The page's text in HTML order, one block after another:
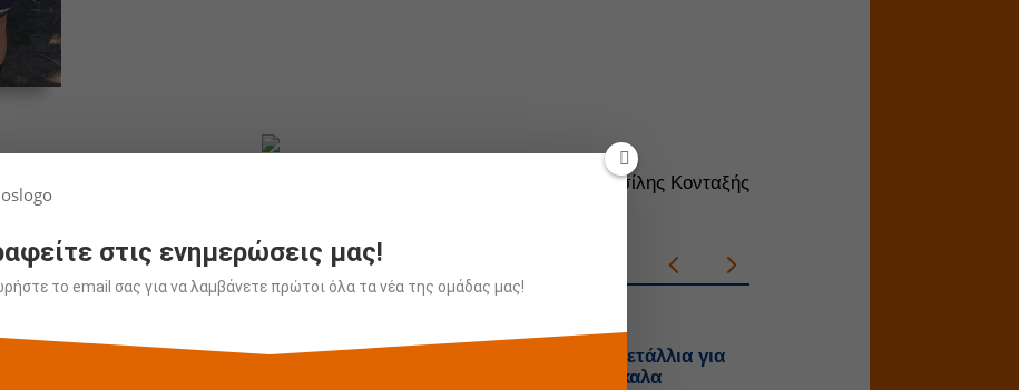
Φωτογραφίες Βασίλης Κονταξής
2026
των Ακαδημιών
Kartmania
Πανελλήνιο Δρόμου με 9 μετάλλια για
Ελίτ και Μάστερς στα Τρίκαλα
στις ενημερώσεις μας!
το email σας για να λαμβάνετε πρώτοι όλα τα νέα της ομάδας μας!